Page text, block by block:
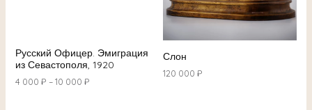
Русский Офицер. Эмиграция
из Севастополя, 1920
4 000 ₽ –10 000 ₽
Слон
120 000 ₽